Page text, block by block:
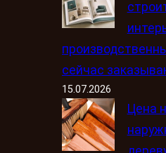
сейчас
15.07.2026
Цена